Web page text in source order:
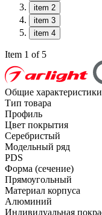
item 2
item 3
item 4
Item 1 of 5
Общие характеристики
Тип товара
Профиль
Цвет покрытия
Серебристый
Модельный ряд
PDS
Форма (сечение)
Прямоугольный
Материал корпуса
Алюминий
Индивидуальная